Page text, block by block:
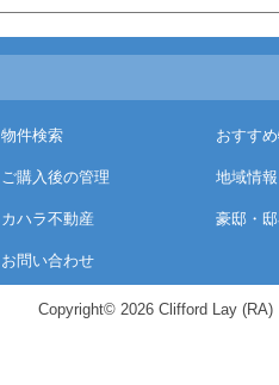
物件検索 おすす
ご購入後の管理 地域情報
カハラ不動産 豪邸・
お問い合わせ
Copyright© 2026 Clifford Lay